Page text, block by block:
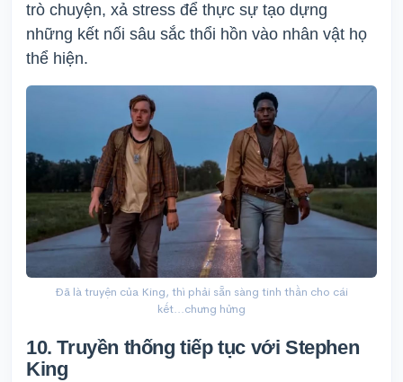
trò chuyện, xả stress để thực sự tạo dựng
những kết nối sâu sắc thổi hồn vào nhân vật họ
thể hiện.
Đã là truyện của King, thì phải sẵn sàng tinh thần cho cái
kết...chưng hửng
10. Truyền thống tiếp tục với Stephen
King